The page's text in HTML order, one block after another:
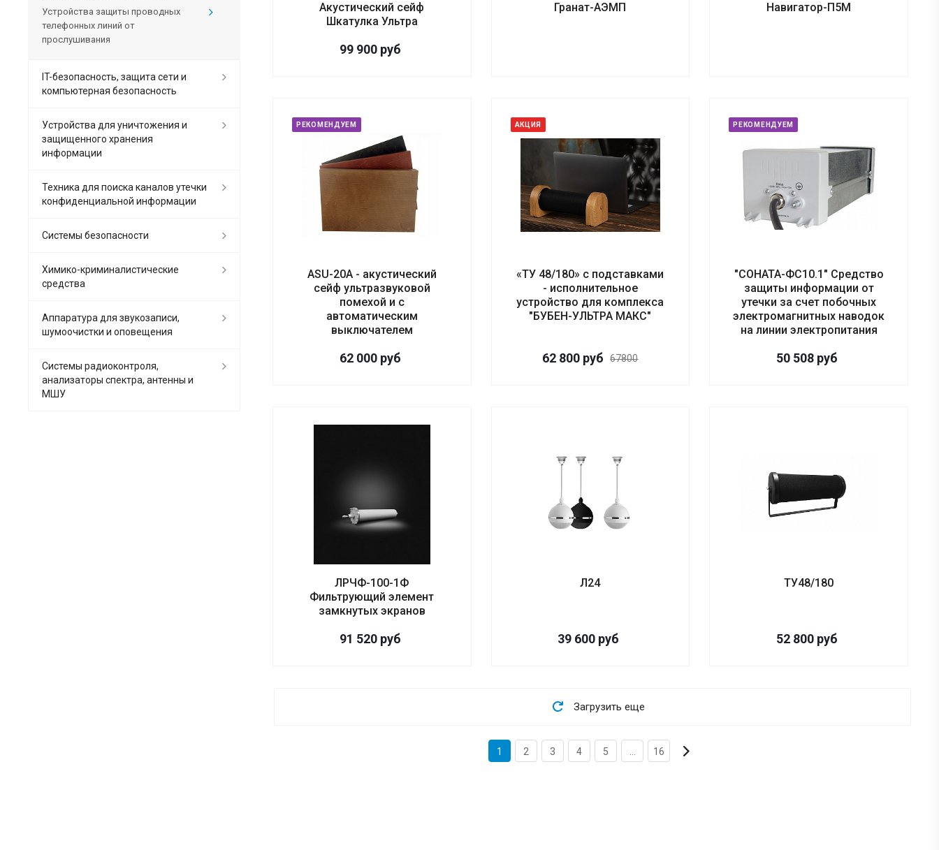
Акустический сейф
Шкатулка Ультра
99 900руб
Гранат-АЭМП Навигатор-П5М
РЕКОМЕНДУЕМ
ASU-20А - акустический
сейф ультразвуковой
помехой и с
автоматическим
выключателем
62 000руб
АКЦИЯ
«ТУ 48/180» с подставками
- исполнительное
устройство для комплекса
"БУБЕН-УЛЬТРА МАКС"
62 800 руб 67800
РЕКОМЕНДУЕМ
"СОНАТА-ФС10.1" Средство
защиты информации от
утечки за счет побочных
электромагнитных наводок
на линии электропитания
50 508 руб
ЛРЧФ-100-1Ф
Фильтрующий элемент
замкнутых экранов
91 520руб
Л24
39 600 руб
ТУ48/180
52 800 руб
Загрузить еще
1 2 3 4 5 16
Устройства защиты проводных
телефонных линий от
прослушивания
IT-безопасность, защита сети и
компьютерная безопасность
Устройства для уничтожения и
защищенного хранения
информации
Техника для поиска каналов утечки
конфиденциальной информации
Системы безопасности
Химико-криминалистические
средства
Аппаратура для звукозаписи,
шумоочистки и оповещения
Системы радиоконтроля,
анализаторы спектра, антенны и
МШУ